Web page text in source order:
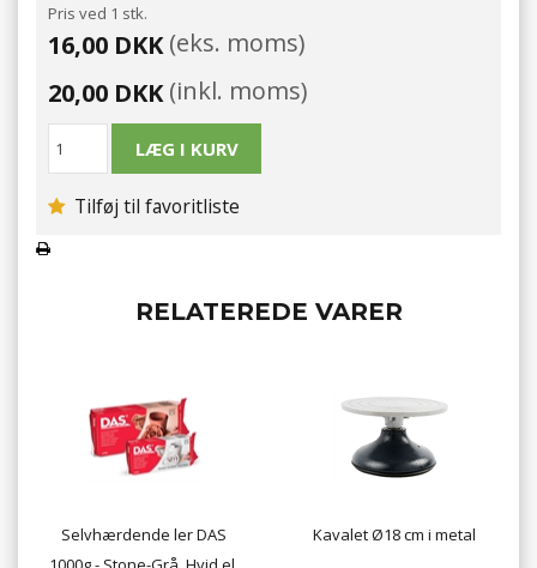
Pris ved 1 stk.
16,00 DKK(eks. moms)
20,00 DKK(inkl. moms)
Tilføj til favoritliste
RELATEREDE VARER
Selvhærdende ler DAS
Kavalet Ø18 cm i metal